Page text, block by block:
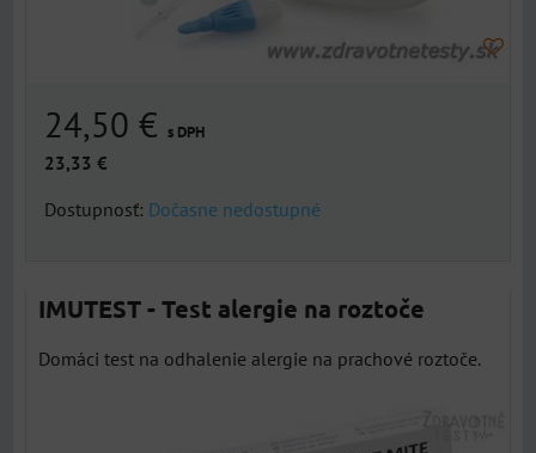
24,50 € s DPH
23,33 €
Dostupnosť: Dočasne nedostupné
IMUTEST - Test alergie na roztoče
Domáci test na odhalenie alergie na prachové roztoče.